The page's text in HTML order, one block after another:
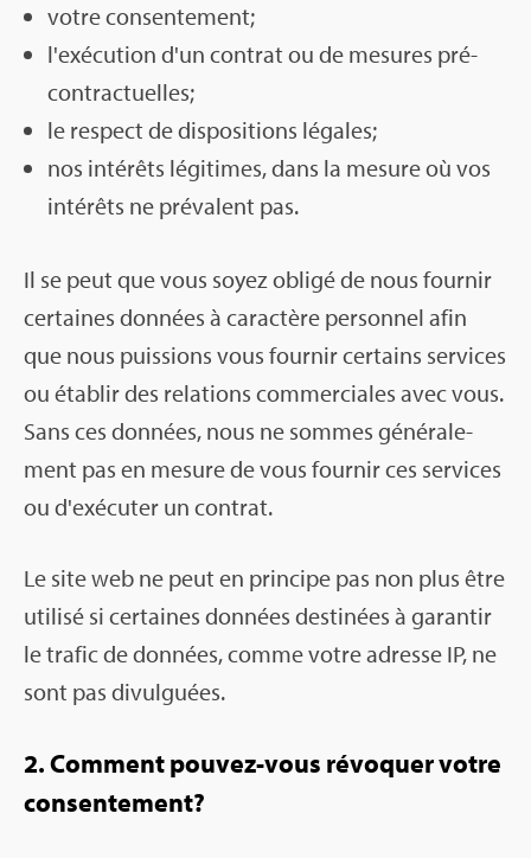
votre consen­te­ment;
l'exé­cu­tion d'un contrat ou de mesures pré­
con­trac­tuelles;
le res­pect de dis­po­si­tions légales;
nos inté­rêts légi­times, dans la mesure où vos
inté­rêts ne pré­valent pas.
Il se peut que vous soyez obligé de nous four­nir
cer­taines don­nées à carac­tère per­son­nel afin
que nous puis­sions vous four­nir cer­tains ser­vices
ou éta­blir des rela­tions com­mer­ciales avec vous.
Sans ces don­nées, nous ne sommes géné­ra­le­
ment pas en mesure de vous four­nir ces ser­vices
ou d'exé­cu­ter un contrat.
Le site web ne peut en prin­cipe pas non plus être
uti­lisé si cer­taines don­nées des­ti­nées à garan­tir
le tra­fic de don­nées, comme votre adresse IP, ne
sont pas divul­guées.
2. Com­ment pou­vez-vous révo­quer votre
consen­te­ment?